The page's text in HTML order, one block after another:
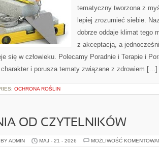
tematyczny tworzona z
lepiej zrozumieć siebie.
dobrze oddaje klimat tego
z akceptacją, a
się w człowieku. Polecamy Poradnie i Terapie i
i porusza tematy związane z zdrowiem […]
OCHRONA ROŚLIN
OD CZYTELNIKÓW
ADMIN MAJ - 21 - 2026 MOŻLIWOŚĆ